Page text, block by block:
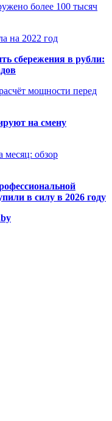
более 100 тысяч
на 2022 год
сбережения в рубли:
мощности перед
на смену
месяц: обзор
в силу в 2026 году